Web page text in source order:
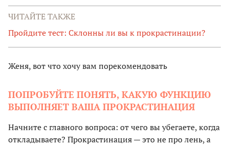
ЧИТАЙТЕ ТАКЖЕ
Пройдите тест: Склонны ли вы к прокрастинации?
Женя, вот что хочу вам порекомендовать
ПОПРОБУЙТЕ ПОНЯТЬ, КАКУЮ ФУНКЦИЮ
ВЫПОЛНЯЕТ ВАША ПРОКРАСТИНАЦИЯ
Начните с главного вопроса: от чего вы убегаете, когда
откладываете? Прокрастинация — это не про лень, а